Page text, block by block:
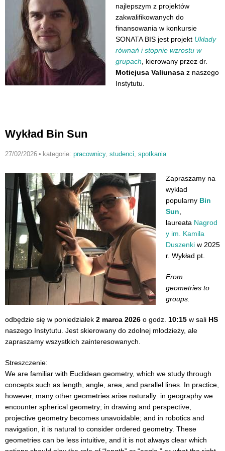
najlepszym z projektów
zakwalifikowanych do
finansowania w konkursie
SONATA BIS jest projekt Układy
równań i stopnie wzrostu w
grupach, kierowany przez dr.
Motiejusa Valiunasa z naszego
Instytutu.
Wykład Bin Sun
27/02/2026 • kategorie:pracownicy, studenci, spotkania
Zapraszamy na
wykład
popularny Bin
Sun
laureata Nagrod
y im. Kamila
Duszenki w 2025
r. Wykład pt.
From
geometries to
groups.
odbędzie się w poniedziałek 2 marca 2026 o godz. 10:15 w sali HS
naszego Instytutu. Jest skierowany do zdolnej młodzieży, ale
zapraszamy wszystkich zainteresowanych.
Streszczenie:
We are familiar with Euclidean geometry, which we study through
concepts such as length, angle, area, and parallel lines. In practice,
however, many other geometries arise naturally: in geography we
encounter spherical geometry; in drawing and perspective,
projective geometry becomes unavoidable; and in robotics and
navigation, it is natural to consider ordered geometry. These
geometries can be less intuitive, and it is not always clear which